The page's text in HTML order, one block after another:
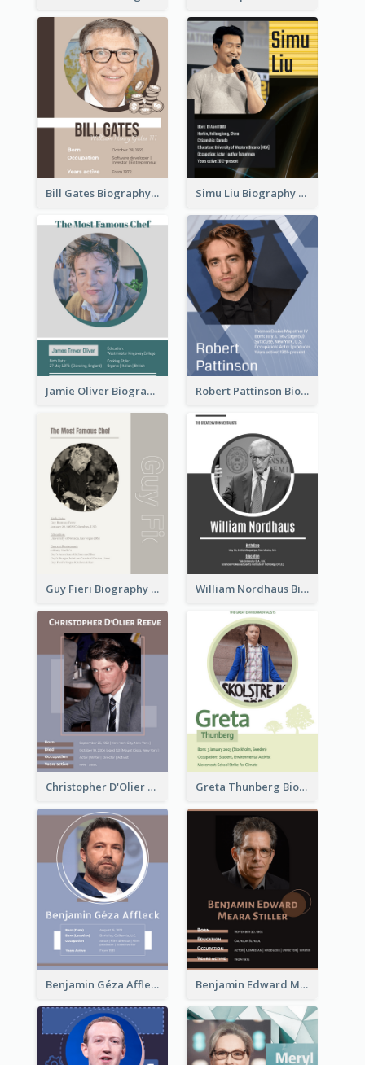
Bill Gates Biography Simu Liu Biography
Jamie Oliver Biography Robert Pattinson Biography
Guy Fieri Biography William Nordhaus Biography
Christopher D'Olier Reeve Biography Greta Thunberg Biography
Benjamin Géza Affleck Biography Benjamin Edward Meara Stiller Biography